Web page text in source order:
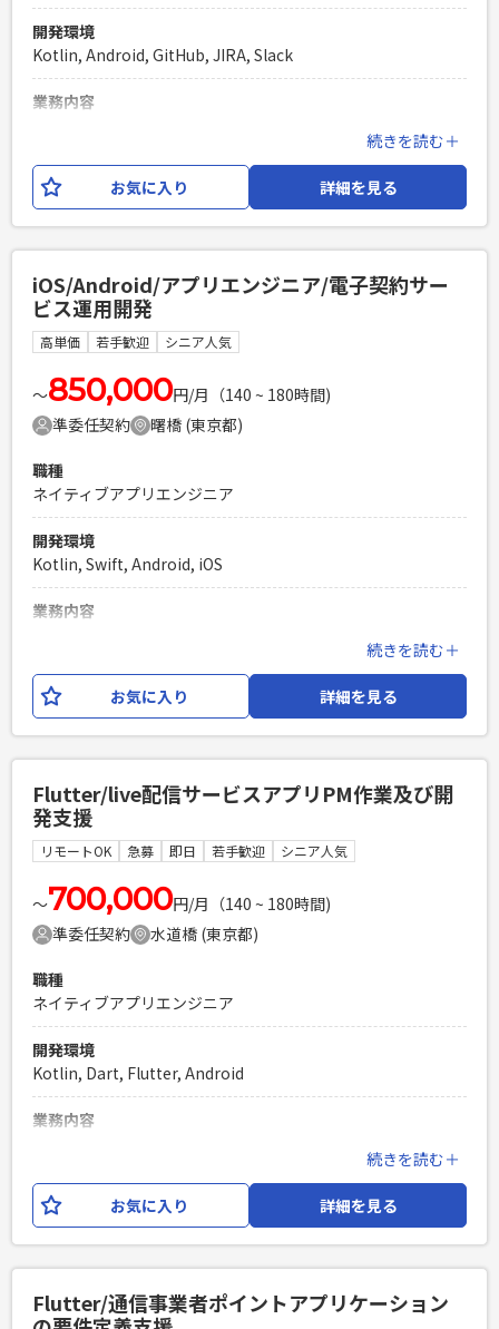
Laravelを用いた開発経験1年以上
エンジニア複数人のチームでの開発経験
開発環境
Kotlin, Android, GitHub, JIRA, Slack
業務内容
やコスト削減を目的としたSaaSプロダクトの開発に Android
エンジニアとしてご参画いただき、技術選定および設計を含
む、Androidアプリケーションの機能開発 及び改修をお任せ
施していただきます。 ・Web開発チームやPdMとのコミュニ
ケーション改善、技術的負債の解消を通じ、開発プロジェク
トの生産性や プロダクトのスケーラビリティ向上に貢献し
ていただきます。 ・OCRやLLMなどを活用した機能開発に取
り組むとともに、新規サービスの追加も計画しており、 プ
ロダクトのさらなる価値向上を実現していただきます。 【開
発環境 ※一部抜粋】 Kotlin,Jetpack Compose,Dagger
必須スキル
・チーム開発の実務経験 ・Kotlinを用いたAndroidアプリケ
ーション開発・運用の実務経験 ・Jetpack Compose,Dagger
Hilt,Kotlin Coroutinesなど、主要なライブラリやフレームワ
ークに関する知識
エンジニア複数人のチームでの開発経験
続きを読む＋
お気に入り 詳細を見る
iOS/Android/アプリエンジニア/電子契約サー
ビス運用開発
高単価 若手歓迎 シニア人気
〜850,000円/月（140 ~ 180時間)
準委任契約
曙橋 (東京都)
職種
ネイティブアプリエンジニア
開発環境
Kotlin, Swift, Android, iOS
業務内容
てご参画いただきます。 特許を取得した電子署名技術を軸と
した、デジタル証明プラットフォーム内の新機能開発や 運用
開発を行っておりますが、現在はwebアプリケーションのみ
JS/CSS（React/Vue.jsの導入は検討中） - バックエンド：
Laravel9.52.5、PHP 8.1.20 - デザインツール：Figma - イン
フラ：GAE, Cloud(SQL, Storage, Scheduler, Task,
Build),AWS, QLDB - サーバー：GAE - データベース：
CloudSQL（MySQL8.0） - チャット：Slack,Zoom,Google
Meet - ソースコード管理：GitHub - その他：
Redmine,LaravelShift,PHPUnit,Laravel Dusk,Github
必須スキル
・iOSもしくはAndroidのスマホアプリの開発経験（どちらか
3年以上が目安） ・要件定義や設計から、実装及びテストまで
一人で対応できる人
PHPを用いたWebサービスの開発経験4年以上
続きを読む＋
お気に入り 詳細を見る
Flutter/live配信サービスアプリPM作業及び開
発支援
リモートOK 急募 即日 若手歓迎 シニア人気
〜700,000円/月（140 ~ 180時間)
準委任契約
水道橋 (東京都)
職種
ネイティブアプリエンジニア
開発環境
Kotlin, Dart, Flutter, Android
業務内容
だきます。 開発環境： アプリフロント：flutter ウェブフロン
ト：React native バックエンド： Rust インフラ：AWS
PHPを用いたWebサービスの開発経験4年以上
続きを読む＋
お気に入り 詳細を見る
Flutter/通信事業者ポイントアプリケーション